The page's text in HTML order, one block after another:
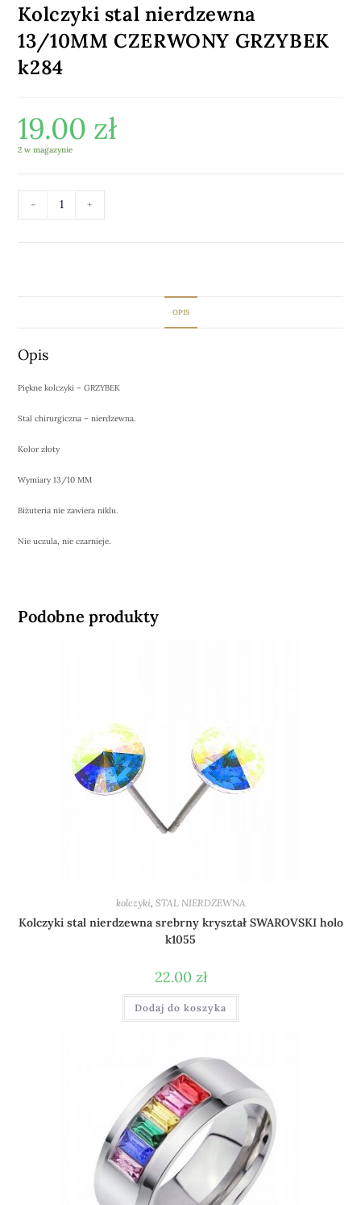
Kolczyki stal nierdzewna
13/10MM CZERWONY GRZYBEK
k284
19.00 zł
2 w magazynie
- +
OPIS
Opis
Piękne kolczyki – GRZYBEK
Stal chirurgiczna – nierdzewna.
Kolor złoty
Wymiary 13/10 MM
Biżuteria nie zawiera niklu.
Nie uczula, nie czarnieje.
Podobne produkty
kolczyki STAL NIERDZEWNA
Kolczyki stal nierdzewna srebrny kryształ SWAROVSKI holo
k1055
22.00 zł
Dodaj do koszyka